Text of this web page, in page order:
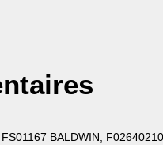
BALDWIN,